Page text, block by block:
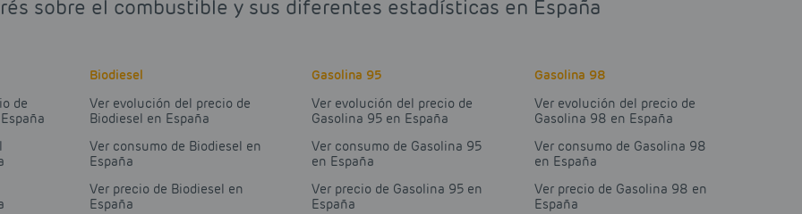
sobre el combustible y sus diferentes estadísticas en España
de
Biodiesel
Ver evolución del precio de
Biodiesel en España
Ver consumo de Biodiesel en
España
Ver precio de Biodiesel en
España
Gasolina 95
Ver evolución del precio de
Gasolina 95 en España
Ver consumo de Gasolina 95
en España
Ver precio de Gasolina 95 en
España
Gasolina 98
Ver evolución del precio de
Gasolina 98 en España
Ver consumo de Gasolina 98
en España
Ver precio de Gasolina 98 en
España